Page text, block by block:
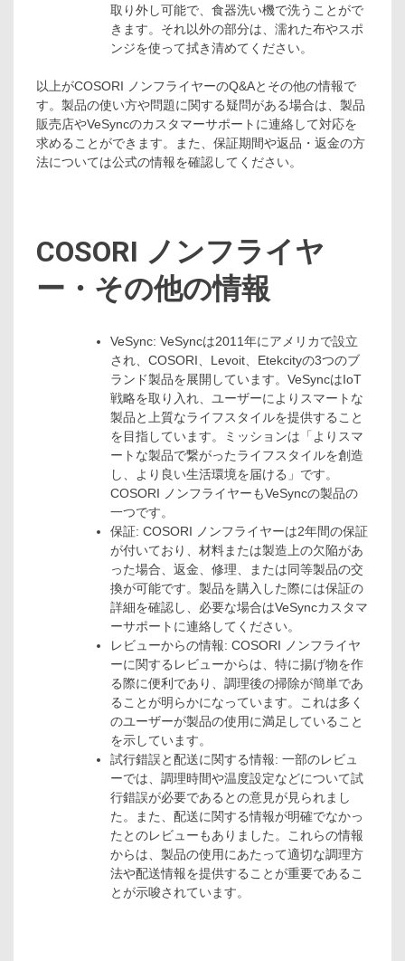
取り外し可能で、食器洗い機で洗うことがで
きます。それ以外の部分は、濡れた布やスポ
ンジを使って拭き清めてください。
以上がCOSORI ノンフライヤーのQ&Aとその他の情報で
す。製品の使い方や問題に関する疑問がある場合は、製品
販売店やVeSyncのカスタマーサポートに連絡して対応を
求めることができます。また、保証期間や返品・返金の方
法については公式の情報を確認してください。
COSORI ノンフライヤ
ー・その他の情報
VeSync: VeSyncは2011年にアメリカで設立
され、COSORI、Levoit、Etekcityの3つのブ
ランド製品を展開しています。VeSyncはIoT
戦略を取り入れ、ユーザーによりスマートな
製品と上質なライフスタイルを提供すること
を目指しています。ミッションは「よりスマ
ートな製品で繋がったライフスタイルを創造
し、より良い生活環境を届ける」です。
COSORI ノンフライヤーもVeSyncの製品の
一つです。
保証: COSORI ノンフライヤーは2年間の保証
が付いており、材料または製造上の欠陥があ
った場合、返金、修理、または同等製品の交
換が可能です。製品を購入した際には保証の
詳細を確認し、必要な場合はVeSyncカスタマ
ーサポートに連絡してください。
レビューからの情報: COSORI ノンフライヤ
ーに関するレビューからは、特に揚げ物を作
る際に便利であり、調理後の掃除が簡単であ
ることが明らかになっています。これは多く
のユーザーが製品の使用に満足していること
を示しています。
試行錯誤と配送に関する情報: 一部のレビュ
ーでは、調理時間や温度設定などについて試
行錯誤が必要であるとの意見が見られまし
た。また、配送に関する情報が明確でなかっ
たとのレビューもありました。これらの情報
からは、製品の使用にあたって適切な調理方
法や配送情報を提供することが重要であるこ
とが示唆されています。